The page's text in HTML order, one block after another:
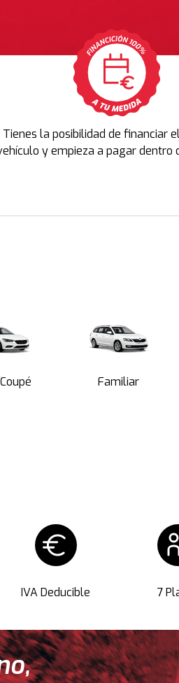
Tienes la posibilidad de financiar
y empieza a pagar dentro
Familiar
IVA Deducible 7